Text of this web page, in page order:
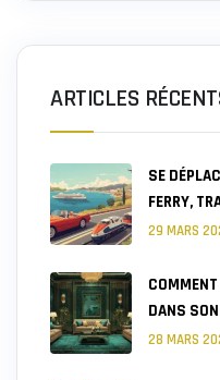
ARTICLES
SE
FERRY,
29 MARS
DANS
28 MARS